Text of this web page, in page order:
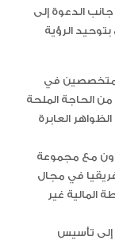
الدعوة إلى
الرؤية
متخصصين في
من الحاجة الملحة
العابرة
مع مجموعة
في مجال
المالية غير
إلى تأسيس